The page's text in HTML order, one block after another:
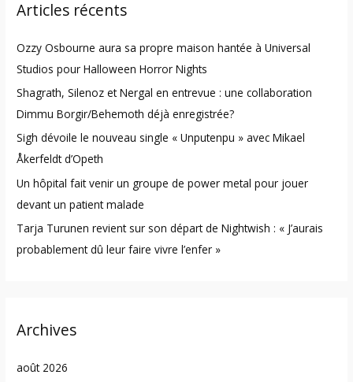
c
f
o
r
:
Articles récents
Ozzy Osbourne aura sa propre maison hantée à Universal
Studios pour Halloween Horror Nights
Shagrath, Silenoz et Nergal en entrevue : une collaboration
Dimmu Borgir/Behemoth déjà enregistrée?
Sigh dévoile le nouveau single « Unputenpu » avec Mikael
Åkerfeldt d’Opeth
Un hôpital fait venir un groupe de power metal pour jouer
devant un patient malade
Tarja Turunen revient sur son départ de Nightwish : « J’aurais
probablement dû leur faire vivre l’enfer »
Archives
août 2026